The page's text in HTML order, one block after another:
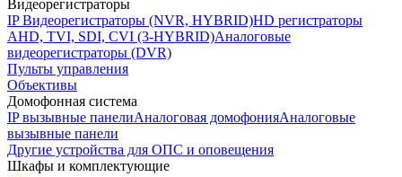
Видеорегистраторы
IP Видеорегистраторы (NVR, HYBRID)HD регистраторы
AHD, TVI, SDI, CVI (3-HYBRID)Аналоговые
видеорегистраторы (DVR)
Пульты управления
Объективы
Домофонная система
IP вызывные панелиАналоговая домофонияАналоговые
вызывные панели
Другие устройства для ОПС и оповещения
Шкафы и комплектующие